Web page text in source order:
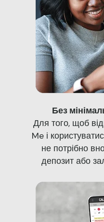
Без
Для того, щоб
Me і
не потрібно
депозит або